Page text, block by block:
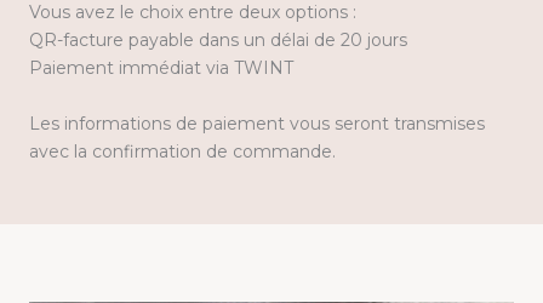
Vous avez le choix entre deux options :
QR-facture payable dans un délai de 20 jours
Paiement immédiat via TWINT
Les informations de paiement vous seront transmises
avec la confirmation de commande.